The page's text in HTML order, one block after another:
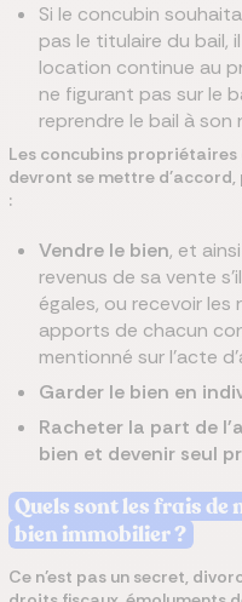
Si le concubin
pas le titulaire du bail,
location continue au
ne figurant pas sur le
reprendre le bail à son
Les concubins
devront se mettre d'accord,
:
Vendre le bien, et
revenus de sa vente
égales, ou recevoir
apports de chacun
mentionné sur l’acte
Garder le bien en
Racheter la part de
bien et devenir seul
Quels sont les frais de
bien immobilier ?
Ce n’est pas un secret,